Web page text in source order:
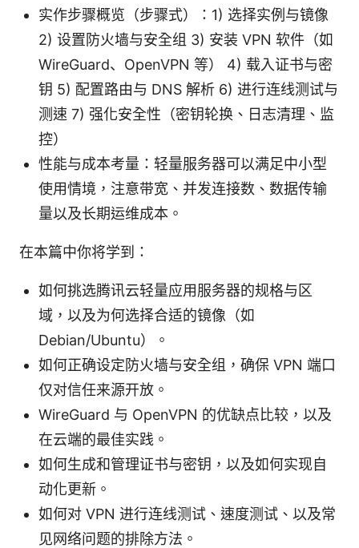
实作步骤概览（步骤式）：1) 选择实例与镜像
2) 设置防火墙与安全组 3) 安装 VPN 软件（如
WireGuard、OpenVPN 等） 4) 载入证书与密
钥 5) 配置路由与 DNS 解析 6) 进行连线测试与
测速 7) 强化安全性（密钥轮换、日志清理、监
控）
性能与成本考量：轻量服务器可以满足中小型
使用情境，注意带宽、并发连接数、数据传输
量以及长期运维成本。
在本篇中你将学到：
如何挑选腾讯云轻量应用服务器的规格与区
域，以及为何选择合适的镜像（如
Debian/Ubuntu）。
如何正确设定防火墙与安全组，确保 VPN 端口
仅对信任来源开放。
WireGuard 与 OpenVPN 的优缺点比较，以及
在云端的最佳实践。
如何生成和管理证书与密钥，以及如何实现自
动化更新。
如何对 VPN 进行连线测试、速度测试、以及常
见网络问题的排除方法。